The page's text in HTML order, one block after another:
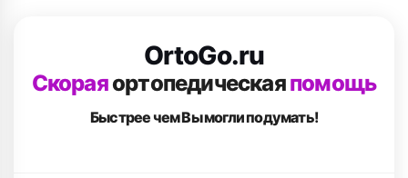
OrtoGo.ru
Скораяортопедическаяпомощь
Быстрее чем Вымогли подумать!